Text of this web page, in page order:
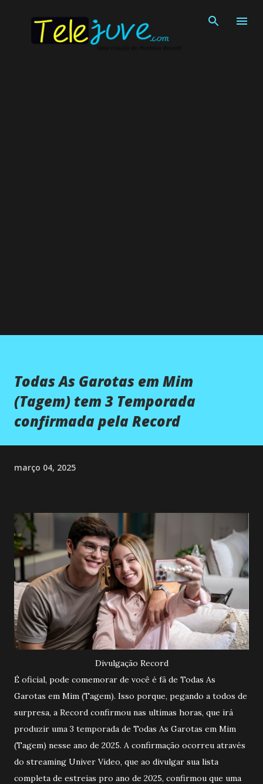
Todas As Garotas em Mim
(Tagem) tem 3 Temporada
confirmada pela Record
março 04, 2025
Divulgação Record
É oficial, pode comemorar de você é fã de Todas As
Garotas em Mim (Tagem). Isso porque, pegando a todos de
surpresa, a Record confirmou nas ultimas horas, que irá
produzir uma 3 temporada de Todas As Garotas em Mim
(Tagem) nesse ano de 2025. A confirmação ocorreu através
do streaming Univer Video, que ao divulgar sua lista
completa de estreias pro ano de 2025, confirmou que uma